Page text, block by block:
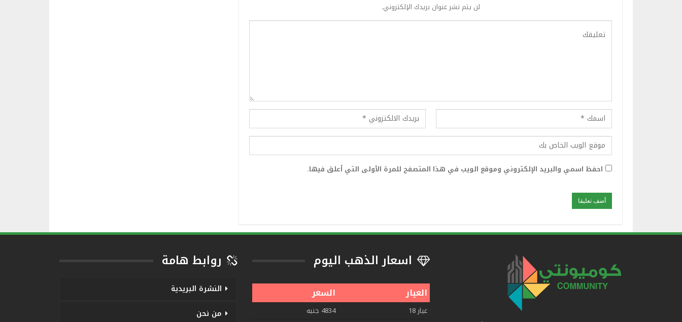
لن يتم نشر عنوان بريدك الإلكتروني.
احفظ اسمي والبريد الإلكتروني وموقع الويب في هذا المتصفح للمرة الأولى التي أعلق فيها.
اسعار الذهب اليوم
العيار السعر
عيار 18
4834 جنيه
روابط هامة
النشرة البريدية
من نحن